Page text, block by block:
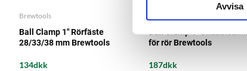
Avvisa
Brewtools
Ball Clamp 1" Rörfäste
28/33/38 mm Brewtools
134dkk
för rör Brewtools
187dkk